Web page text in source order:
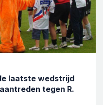
laatste wedstrijd
tegen R.